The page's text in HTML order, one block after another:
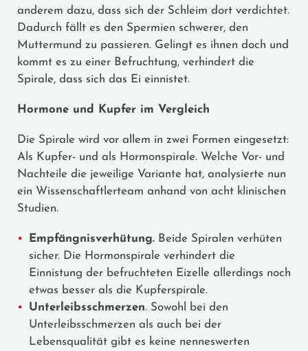
anderem dazu, dass sich der Schleim dort verdichtet.
Dadurch fällt es den Spermien schwerer, den
Muttermund zu passieren. Gelingt es ihnen doch und
kommt es zu einer Befruchtung, verhindert die
Spirale, dass sich das Ei einnistet.
Hormone und Kupfer im Vergleich
Die Spirale wird vor allem in zwei Formen eingesetzt:
Als Kupfer- und als Hormonspirale. Welche Vor- und
Nachteile die jeweilige Variante hat, analysierte nun
ein Wissenschaftlerteam anhand von acht klinischen
Studien.
Empfängnisverhütung. Beide Spiralen verhüten
sicher. Die Hormonspirale verhindert die
Einnistung der befruchteten Eizelle allerdings noch
etwas besser als die Kupferspirale.
Unterleibsschmerzen. Sowohl bei den
Unterleibsschmerzen als auch bei der
Lebensqualität gibt es keine nenneswerten